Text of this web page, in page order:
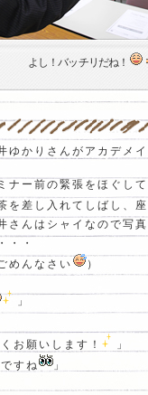
よし！バッチリだね！
ゆかりさんがアカデメ
ナー前の緊張をほぐし
を差し入れてしばし、
さんはシャイなので写
・・
めんなさい
）
」
お願いします！
」
すね
」